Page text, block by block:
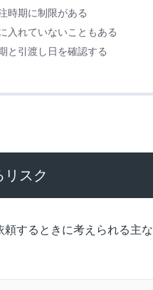
時期に制限がある
入れていないこともある
と引渡し日を確認する
リスク
するときに考えられる主な